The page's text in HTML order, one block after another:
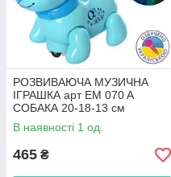
РОЗВИВАЮЧА МУЗИЧНА
ІГРАШКА арт EM 070 A
СОБАКА 20-18-13 см
В наявності 1 од.
465 ₴